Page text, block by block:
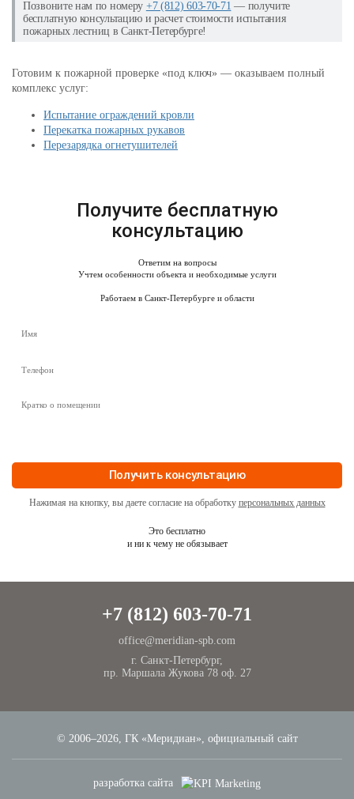
Позвоните нам по номеру +7 (812) 603-70-71 — получите
бесплатную консультацию и расчет стоимости испытания
пожарных лестниц в Санкт-Петербурге!
Готовим к пожарной проверке «под ключ» — оказываем полный
комплекс услуг:
Испытание ограждений кровли
Перекатка пожарных рукавов
Перезарядка огнетушителей
Получите бесплатную
консультацию
Ответим на вопросы
Учтем особенности объекта и необходимые услуги
Работаем в Санкт-Петербурге и области
Нажимая на кнопку, вы даете согласие на обработку персональных данных
Это бесплатно
и ни к чему не обязывает
+7 (812) 603-70-71
office@meridian-spb.com
г. Санкт-Петербург,
пр. Маршала Жукова 78 оф. 27
© 2006–2026, ГК «Меридиан», официальный сайт
разработка сайта